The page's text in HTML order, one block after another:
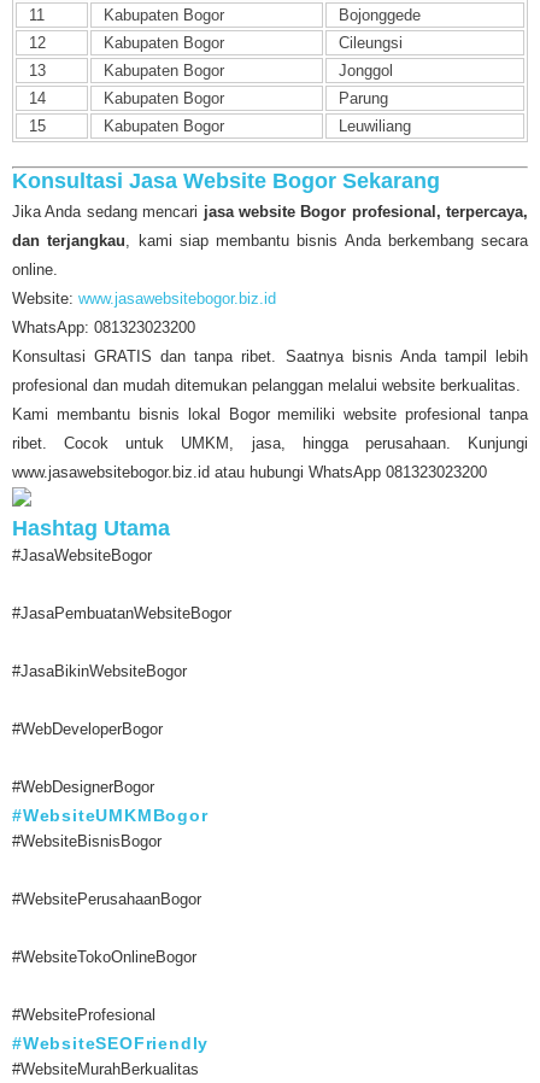
11
Kabupaten Bogor
Bojonggede
12
Kabupaten Bogor
Cileungsi
13
Kabupaten Bogor
Jonggol
14
Kabupaten Bogor
Parung
15
Kabupaten Bogor Leuwiliang
Konsultasi Jasa Website Bogor Sekarang
Jika Anda sedang mencari jasa website Bogor profesional, terpercaya,
dan terjangkau, kami siap membantu bisnis Anda berkembang secara
online.
Website: www.jasawebsitebogor.biz.id
WhatsApp: 081323023200
Konsultasi GRATIS dan tanpa ribet. Saatnya bisnis Anda tampil lebih
profesional dan mudah ditemukan pelanggan melalui website berkualitas.
Kami membantu bisnis lokal Bogor memiliki website profesional tanpa
ribet. Cocok untuk UMKM, jasa, hingga perusahaan. Kunjungi
www.jasawebsitebogor.biz.id atau hubungi WhatsApp 081323023200
Hashtag Utama
#JasaWebsiteBogor
#JasaPembuatanWebsiteBogor
#JasaBikinWebsiteBogor
#WebDeveloperBogor
#WebDesignerBogor
#WebsiteUMKMBogor
#WebsiteBisnisBogor
#WebsitePerusahaanBogor
#WebsiteTokoOnlineBogor
#WebsiteProfesional
#WebsiteSEOFriendly
#WebsiteMurahBerkualitas